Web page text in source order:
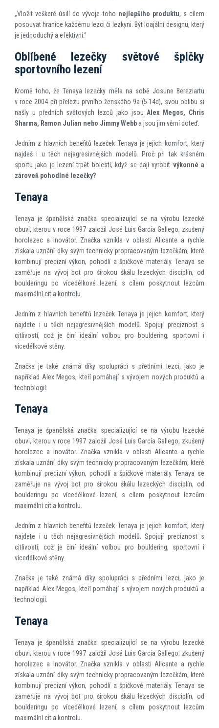
„Vložit veškeré úsilí do vývoje toho nejlepšího produktu, s cílem
posouvat hranice každému lezci či lezkyni. Být loajální designu, který
je jednoduchý a efektivní.“
Oblíbené lezečky světové špičky
sportovního lezení
Kromě toho, že Tenaya lezečky měla na sobě Josune Bereziartu
v roce 2004 při přelezu prvního ženského 9a (5.14d), svou oblibu si
našly u předních světových lezců jako jsou Alex Megos, Chris
Sharma, Ramon Julian nebo Jimmy Webb a jsou jim věrní doteď.
Jedním z hlavních benefitů lezeček Tenaya je jejich komfort, který
najdeš i u těch nejagresivnějších modelů. Proč při tak krásném
sportu jako je lezení trpět bolestí, když se dají vyrobit výkonné a
zároveň pohodlné lezečky?
Tenaya
Tenaya je španělská značka specializující se na výrobu lezecké
obuvi, kterou v roce 1997 založil José Luis García Gallego, zkušený
horolezec a inovátor. Značka vznikla v oblasti Alicante a rychle
získala uznání díky svým technicky propracovaným lezečkám, které
kombinují precizní výkon, pohodlí a špičkové materiály. Tenaya se
zaměřuje na vývoj bot pro širokou škálu lezeckých disciplín, od
boulderingu po vícedélkové lezení, s cílem poskytnout lezcům
maximální cit a kontrolu.
Jedním z hlavních benefitů lezeček Tenaya je jejich komfort, který
najdete i u těch nejagresivnějších modelů. Spojují preciznost s
citlivostí, což je činí ideální volbou pro bouldering, sportovní i
vícedélkové stěny.
Značka je také známá díky spolupráci s předními lezci, jako je
například Alex Megos, kteří pomáhají s vývojem nových produktů a
technologií.
Tenaya
Tenaya je španělská značka specializující se na výrobu lezecké
obuvi, kterou v roce 1997 založil José Luis García Gallego, zkušený
horolezec a inovátor. Značka vznikla v oblasti Alicante a rychle
získala uznání díky svým technicky propracovaným lezečkám, které
kombinují precizní výkon, pohodlí a špičkové materiály. Tenaya se
zaměřuje na vývoj bot pro širokou škálu lezeckých disciplín, od
boulderingu po vícedélkové lezení, s cílem poskytnout lezcům
maximální cit a kontrolu.
Jedním z hlavních benefitů lezeček Tenaya je jejich komfort, který
najdete i u těch nejagresivnějších modelů. Spojují preciznost s
citlivostí, což je činí ideální volbou pro bouldering, sportovní i
vícedélkové stěny.
Značka je také známá díky spolupráci s předními lezci, jako je
například Alex Megos, kteří pomáhají s vývojem nových produktů a
technologií.
Tenaya
Tenaya je španělská značka specializující se na výrobu lezecké
obuvi, kterou v roce 1997 založil José Luis García Gallego, zkušený
horolezec a inovátor. Značka vznikla v oblasti Alicante a rychle
získala uznání díky svým technicky propracovaným lezečkám, které
kombinují precizní výkon, pohodlí a špičkové materiály. Tenaya se
zaměřuje na vývoj bot pro širokou škálu lezeckých disciplín, od
boulderingu po vícedélkové lezení, s cílem poskytnout lezcům
maximální cit a kontrolu.